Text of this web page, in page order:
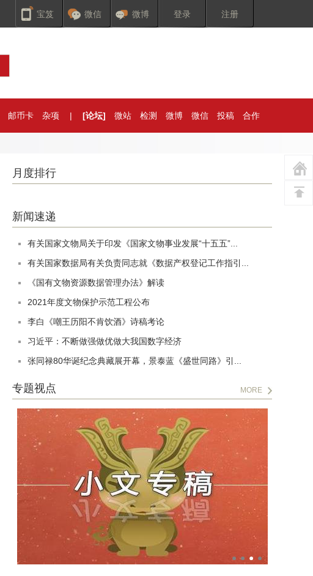
宝笈 微信 微博 登录 注册
邮币卡 杂项 | [论坛] 微站 检测 微博 微信 投稿 合作
月度排行
新闻速递
有关国家文物局关于印发《国家文物事业发展“十五五”...
有关国家数据局有关负责同志就《数据产权登记工作指引...
《国有文物资源数据管理办法》解读
2021年度文物保护示范工程公布
李白《嘲王历阳不肯饮酒》诗稿考论
习近平：不断做强做优做大我国数字经济
张同禄80华诞纪念典藏展开幕，景泰蓝《盛世同路》引...
专题视点 MORE